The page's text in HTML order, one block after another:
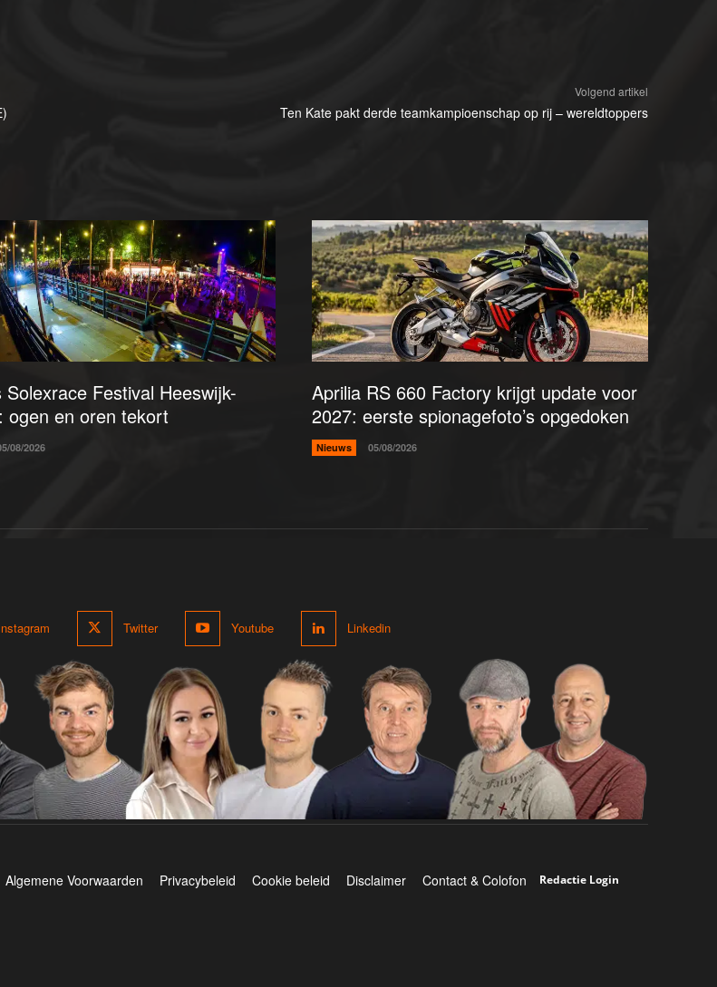
Volgend artikel
Ten Kate pakt derde teamkampioenschap op rij – wereldtoppers
Solexrace Festival Heeswijk-
ogen en oren tekort
08/2026
Aprilia RS 660 Factory krijgt update voor
2027: eerste spionagefoto’s opgedoken
Nieuws 05/08/2026
Twitter Youtube Linkedin
Algemene Voorwaarden Privacybeleid Cookie beleid Disclaimer Contact & Colofon Redactie Login